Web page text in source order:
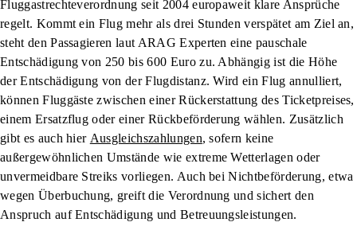
Fluggastrechteverordnung seit 2004 europaweit klare Ansprüche
regelt. Kommt ein Flug mehr als drei Stunden verspätet am Ziel an,
steht den Passagieren laut ARAG Experten eine pauschale
Entschädigung von 250 bis 600 Euro zu. Abhängig ist die Höhe
der Entschädigung von der Flugdistanz. Wird ein Flug annulliert,
können Fluggäste zwischen einer Rückerstattung des Ticketpreises,
einem Ersatzflug oder einer Rückbeförderung wählen. Zusätzlich
gibt es auch hier Ausgleichszahlungen, sofern keine
außergewöhnlichen Umstände wie extreme Wetterlagen oder
unvermeidbare Streiks vorliegen. Auch bei Nichtbeförderung, etwa
wegen Überbuchung, greift die Verordnung und sichert den
Anspruch auf Entschädigung und Betreuungsleistungen.